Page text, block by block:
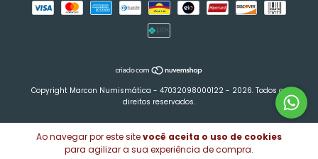
Ao navegar por este sitevocê aceita o uso de cookies
para agilizar a sua experiência de compra.
Copyright Marcon Numismática - 47032098000122 - 2026. Todos os
direitos reservados.